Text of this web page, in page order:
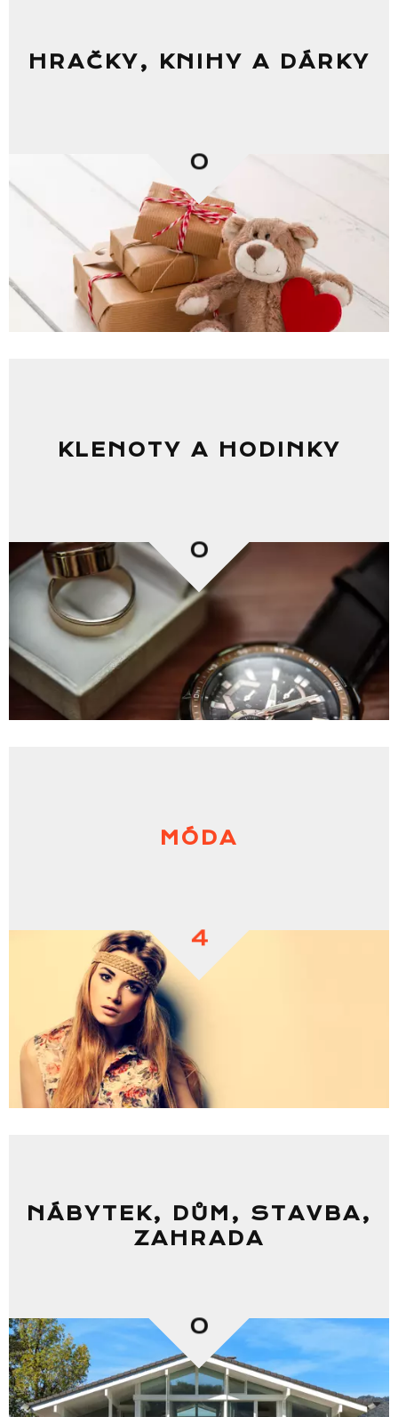
Seznam prodejen
Informace
HRAČKY, KNIHY A DÁRKY
0
KLENOTY A HODINKY
0
MÓDA
4
NÁBYTEK, DŮM, STAVBA,
ZAHRADA
0